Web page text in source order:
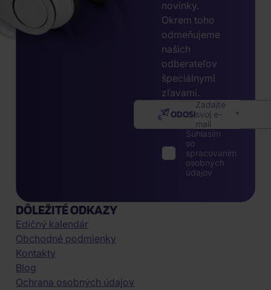
novinky.
Okrem toho
odmeňujeme
našich
odberateľov
špeciálnymi
zľavami.
Zadajte
svoj e-
mail
ODOSLAŤ
Súhlasím
so
spracovaním
osobných
údajov
DÔLEŽITÉ ODKAZY
Edičný kalendár
Obchodné podmienky
Kontakty
Blog
Ochrana osobných údajov